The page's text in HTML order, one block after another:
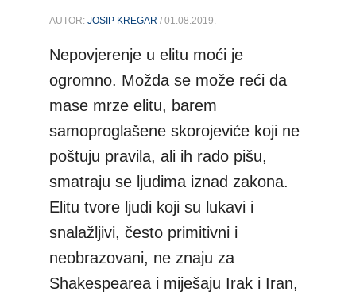
AUTOR:JOSIP KREGAR / 01.08.2019.
Nepovjerenje u elitu moći je
ogromno. Možda se može reći da
mase mrze elitu, barem
samoproglašene skorojeviće koji ne
poštuju pravila, ali ih rado pišu,
smatraju se ljudima iznad zakona.
Elitu tvore ljudi koji su lukavi i
snalažljivi, često primitivni i
neobrazovani, ne znaju za
Shakespearea i miješaju Irak i Iran,